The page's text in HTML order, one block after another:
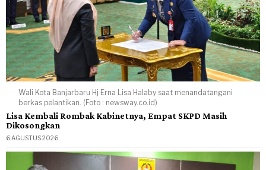
Wali Kota Banjarbaru Hj Erna Lisa Halaby saat menandatangani
berkas pelantikan. (Foto : newsway.co.id)
Lisa Kembali Rombak Kabinetnya, Empat SKPD Masih
Dikosongkan
6 AGUSTUS 2026